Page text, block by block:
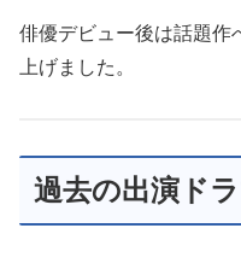
俳優デビュー後は話題作
上げました。
過去の出演ド